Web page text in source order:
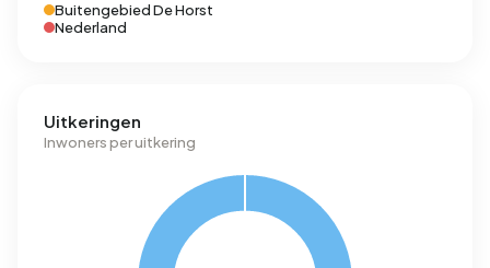
Buitengebied De Horst
Nederland
Uitkeringen
Inwoners per uitkering